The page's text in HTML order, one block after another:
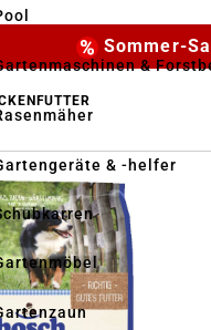
&
& -helfer
Sommer-